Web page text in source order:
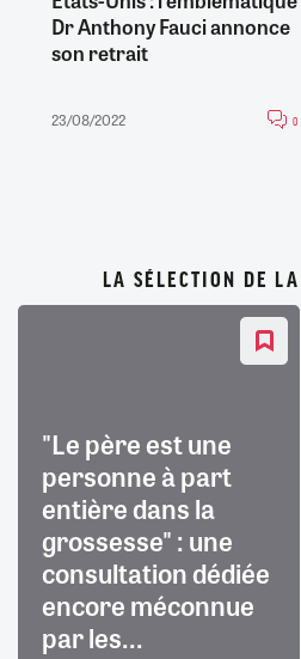
Dr Anthony Fauci annonce
son retrait
23/08/2022 0
LA SÉLECTION DE
"Le père est une
personne à part
entière dans la
grossesse" : une
consultation dédiée
encore méconnue
par les...